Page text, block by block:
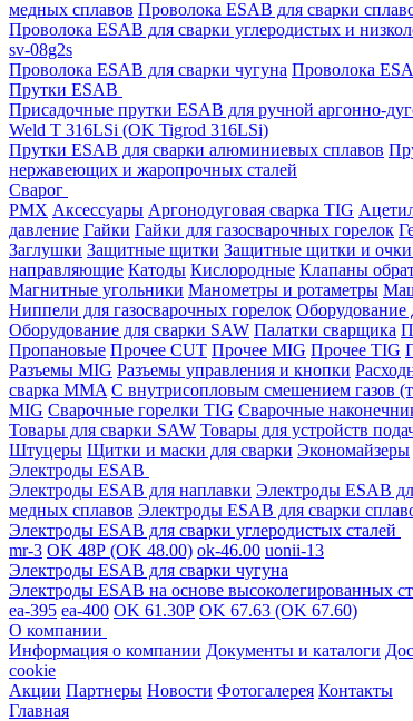
медных сплавов Проволока ESAB для сварки
Проволока ESAB для сварки углеродистых и
sv-08g2s
Проволока ESAB для сварки чугуна Проволока
Прутки ESAB
Присадочные прутки ESAB для ручной аргонно-
Weld T 316LSi (OK Tigrod 316LSi)
Прутки ESAB для сварки алюминиевых сплавов
нержавеющих и жаропрочных сталей
Сварог
PMX Аксессуары Аргонодуговая сварка TIG
давление Гайки Гайки для газосварочных горелок
Заглушки Защитные щитки Защитные щитки и очки
направляющие Катоды Кислородные Клапаны
Магнитные угольники Манометры и ротаметры
Ниппели для газосварочных горелок Оборудование
Оборудование для сварки SAW Палатки сварщика
Пропановые Прочее CUT Прочее MIG Прочее TIG
Разъемы MIG Разъемы управления и кнопки
сварка MMA С внутрисопловым смешением газов
MIG Сварочные горелки TIG Сварочные
Товары для сварки SAW Товары для устройств
Штуцеры Щитки и маски для сварки Экономайзеры
Электроды ESAB
Электроды ESAB для наплавки Электроды ESAB
медных сплавов Электроды ESAB для сварки
Электроды ESAB для сварки углеродистых сталей
mr-3 OK 48Р (OK 48.00) ok-46.00 uonii-13
Электроды ESAB для сварки чугуна
Электроды ESAB на основе высоколегированных
ea-395 ea-400 OK 61.30Р OK 67.63 (OK 67.60)
О компании
Информация о компании Документы и каталоги
cookie
Акции Партнеры Новости Фотогалерея Контакты
Главная